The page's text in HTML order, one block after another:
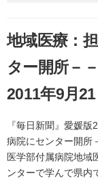
地域医療：
ター開所－
2011年9月
『毎日新聞』愛媛
病院にセンター開
医学部付属病院地域
ンターで学んで県